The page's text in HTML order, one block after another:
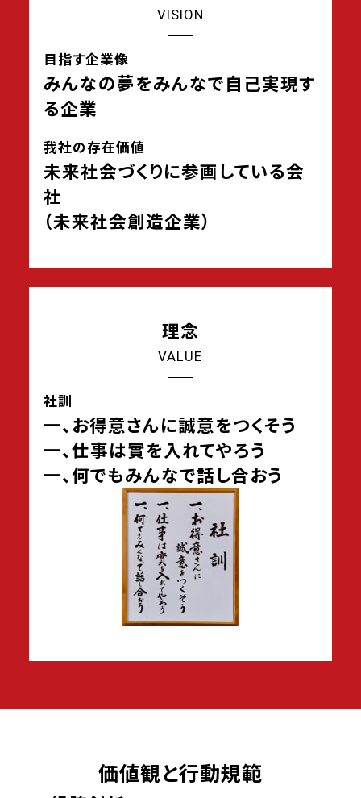
VISION
目指す企業像
みんなの夢をみんなで自己実現す
る企業
我社の存在価値
未来社会づくりに参画している会
社
（未来社会創造企業）
理念
VALUE
社訓
一、お得意さんに誠意をつくそう
一、仕事は實を入れてやろう
一、何でもみんなで話し合おう
価値観と行動規範